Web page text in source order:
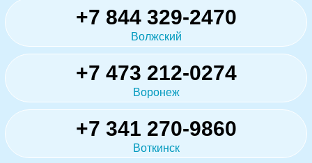
+7 844 329-2470
Волжский
+7 473 212-0274
Воронеж
+7 341 270-9860
Воткинск